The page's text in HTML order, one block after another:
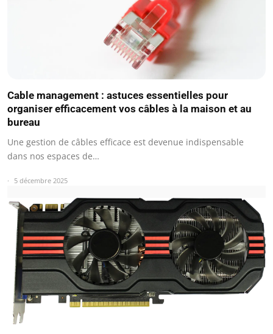
Cable management : astuces essentielles pour
organiser efficacement vos câbles à la maison et au
bureau
Une gestion de câbles efficace est devenue indispensable
dans nos espaces de…
5 décembre 2025